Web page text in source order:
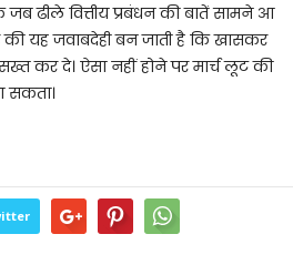
जब ढीले वित्तीय प्रबंधन की बातें सामने आ
यह जवाबदेही बन जाती है कि खासकर
कर दे। ऐसा नहीं होने पर मार्च लूट की
सकता।